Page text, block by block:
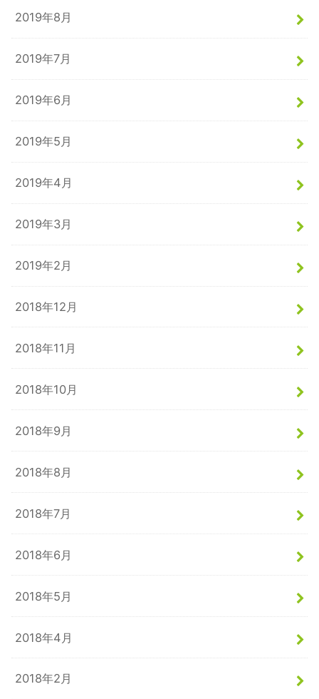
2019年8月
2019年7月
2019年6月
2019年5月
2019年4月
2019年3月
2019年2月
2018年12月
2018年11月
2018年10月
2018年9月
2018年8月
2018年7月
2018年6月
2018年5月
2018年4月
2018年2月